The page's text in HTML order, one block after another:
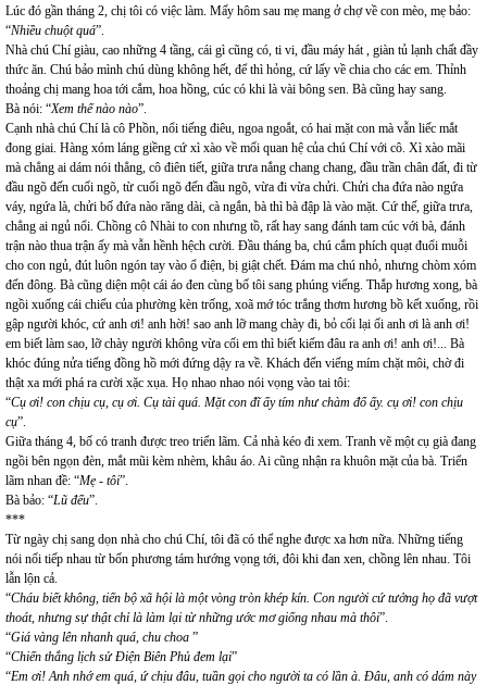
Lúc đó gần tháng 2, chị tôi có việc làm. Mấy hôm sau mẹ mang ở chợ về con mèo, mẹ bảo:
“Nhiều chuột quá”.
Nhà chú Chí giàu, cao những 4 tầng, cái gì cũng có, ti vi, đầu máy hát , giàn tủ lạnh chất đầy
thức ăn. Chú bảo mình chú dùng không hết, để thì hỏng, cứ lấy về chia cho các em. Thỉnh
thoảng chị mang hoa tới cắm, hoa hồng, cúc có khi là vài bông sen. Bà cũng hay sang.
Bà nói: “Xem thế nào nào”.
Cạnh nhà chú Chí là cô Phồn, nổi tiếng điêu, ngoa ngoắt, có hai mặt con mà vẫn liếc mắt
đong giai. Hàng xóm láng giềng cứ xì xào về mối quan hệ của chú Chí với cô. Xì xào mãi
mà chẳng ai dám nói thẳng, cô điên tiết, giữa trưa nắng chang chang, đầu trần chân đất, đi từ
đầu ngõ đến cuối ngõ, từ cuối ngõ đến đầu ngõ, vừa đi vừa chửi. Chửi cha đứa nào ngứa
váy, ngứa là, chửi bố đứa nào răng dài, cà ngắn, bà thì bà đập là vào mặt. Cứ thế, giữa trưa,
chẳng ai ngủ nổi. Chồng cô Nhài to con nhưng tồ, rất hay sang đánh tam cúc với bà, đánh
trận nào thua trận ấy mà vẫn hềnh hệch cười. Đầu tháng ba, chú cắm phích quạt đuổi muỗi
cho con ngủ, đút luôn ngón tay vào ổ điện, bị giật chết. Đám ma chú nhỏ, nhưng chòm xóm
đến đông. Bà cũng diện một cái áo đen cùng bố tôi sang phúng viếng. Thắp hương xong, bà
ngồi xuống cái chiếu của phường kèn trống, xoã mớ tóc trắng thơm hương bồ kết xuống, rồi
gập người khóc, cứ anh ơi! anh hời! sao anh lỡ mang chày đi, bỏ cối lại ối anh ơi là anh ơi!
em biết làm sao, lỡ chày người không vừa cối em thì biết kiếm đâu ra anh ơi! anh ơi!... Bà
khóc đúng nửa tiếng đồng hồ mới đứng dậy ra về. Khách đến viếng mím chặt môi, chờ đi
thật xa mới phá ra cười xặc xụa. Họ nhao nhao nói vọng vào tai tôi:
“Cụ ơi! con chịu cụ, cụ ơi. Cụ tài quá. Mặt con đĩ ấy tím như chàm đổ ấy. cụ ơi! con chịu
cụ”.
Giữa tháng 4, bố có tranh được treo triển lãm. Cả nhà kéo đi xem. Tranh vẽ một cụ già đang
ngồi bên ngọn đèn, mắt mũi kèm nhèm, khâu áo. Ai cũng nhận ra khuôn mặt của bà. Triển
lãm nhan đề: “Mẹ - tôi”.
Bà bảo: “Lũ đểu”.
***
Từ ngày chị sang dọn nhà cho chú Chí, tôi đã có thể nghe được xa hơn nữa. Những tiếng
nói nối tiếp nhau từ bốn phương tám hướng vọng tới, đôi khi đan xen, chồng lên nhau. Tôi
lẫn lộn cả.
“Cháu biết không, tiến bộ xã hội là một vòng tròn khép kín. Con người cứ tưởng họ đã vượt
thoát, nhưng sự thật chỉ là làm lại từ những ước mơ giống nhau mà thôi”.
“Giá vàng lên nhanh quá, chu choa ”
“Chiến thắng lịch sử Điện Biên Phủ đem lại”
“Em ơi! Anh nhớ em quá, ứ chịu đâu, tuần gọi cho người ta có lần à. Đâu, anh có dám này